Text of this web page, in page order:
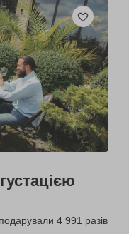
подарували 4 991 разів